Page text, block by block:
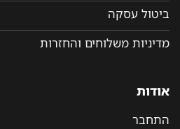
ביטול עסקה
מדיניות משלוחים והחזרות
אודות
התחבר